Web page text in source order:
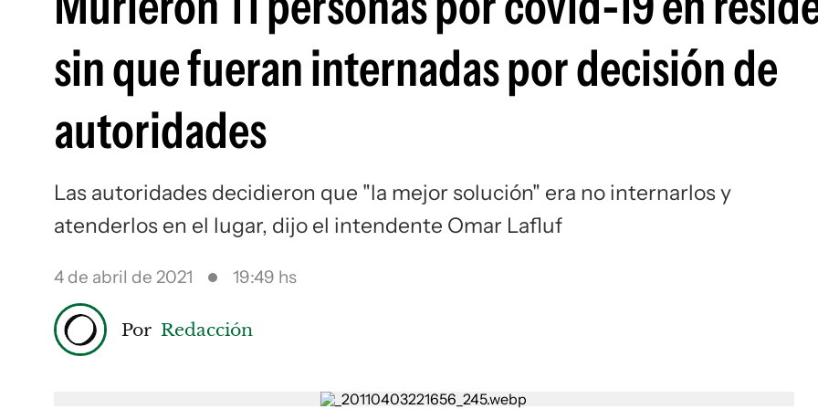
sin que fueran internadas por decisión de
autoridades
Las autoridades decidieron que "la mejor solución" era no internarlos y
atenderlos en el lugar, dijo el intendente Omar Lafluf
4 de abril de 2021 19:49 hs
Por Redacción